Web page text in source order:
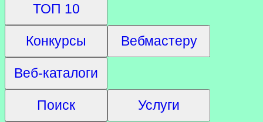
ТОП 10
Конкурсы Вебмастеру
Веб-каталоги
Поиск Услуги